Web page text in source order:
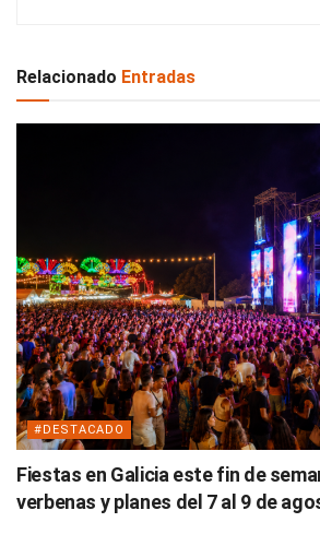
Relacionado Entradas
#DESTACADO
Fiestas en Galicia este fin de
verbenas y planes del 7 al 9 de